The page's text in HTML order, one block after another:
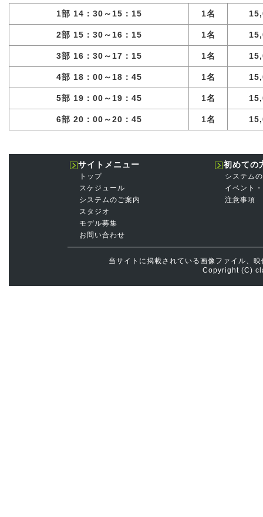
1部 14：30～15：15
1名
2部 15：30～16：15 1名
3部 16：30～17：15 1名
4部 18：00～18：45 1名
5部 19：00～19：45 1名
6部 20：00～20：45 1名
サイトメニュー
トップ
スケジュール
システムのご案内
スタジオ
モデル募集
お問い合わせ
初めての
システム
イベント
注意事項
当サイトに掲載されている画像ファイル、
Copyright (C)